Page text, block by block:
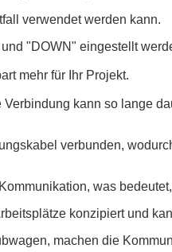
verwendet werden kann.
"DOWN" eingestellt
mehr für Ihr Projekt.
kann so lange
verbunden,
was
konzipiert und
machen die